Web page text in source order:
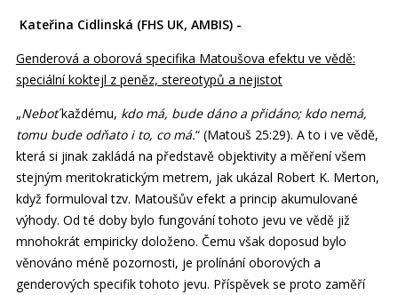
Kateřina Cidlinská (FHS UK, AMBIS) -
Genderová a oborová specifika Matoušova efektu ve vědě:
speciální koktejl z peněz, stereotypů a nejistot
„Neboťkaždému, kdo má, bude dáno a přidáno; kdo nemá,
tomu bude odňato i to, co má.“ (Matouš 25:29). A to i ve vědě,
která si jinak zakládá na představě objektivity a měření všem
stejným meritokratickým metrem, jak ukázal Robert K. Merton,
když formuloval tzv. Matoušův efekt a princip akumulované
výhody. Od té doby bylo fungování tohoto jevu ve vědě již
mnohokrát empiricky doloženo. Čemu však doposud bylo
věnováno méně pozornosti, je prolínání oborových a
genderových specifik tohoto jevu. Příspěvek se proto zaměří